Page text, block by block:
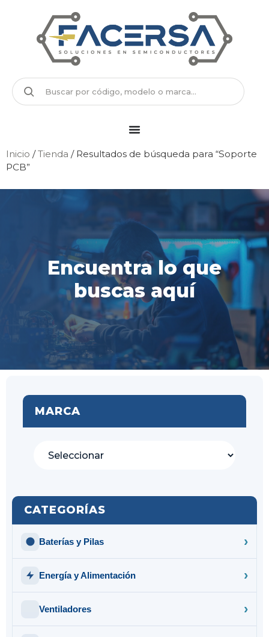
Inicio /Tienda / Resultados de búsqueda para “Soporte
PCB”
Encuentra lo que
buscas aquí
MARCA
CATEGORÍAS
Baterías y Pilas
Energía y Alimentación
Ventiladores